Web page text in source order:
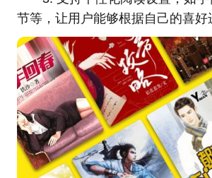
节等，让用户能够根据自己的喜好